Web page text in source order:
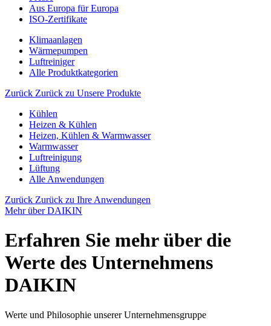
Aus Europa für Europa
ISO-Zertifikate
Klimaanlagen
Wärmepumpen
Luftreiniger
Alle Produktkategorien
Zurück Zurück zu Unsere Produkte
Kühlen
Heizen & Kühlen
Heizen, Kühlen & Warmwasser
Warmwasser
Luftreinigung
Lüftung
Alle Anwendungen
Zurück Zurück zu Ihre Anwendungen
Mehr über DAIKIN
Erfahren Sie mehr über die
Werte des Unternehmens
DAIKIN
Werte und Philosophie unserer Unternehmensgruppe